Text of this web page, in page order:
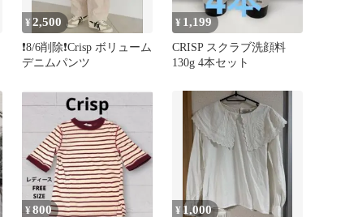
¥2,500
❗️8/6削除❗️Crisp ボリューム
デニムパンツ
¥ 1,199
CRISP スクラブ洗顔料
130g 4本セット
¥800 ¥1,000